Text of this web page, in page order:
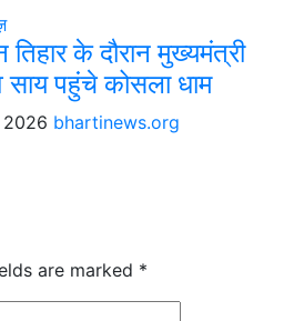
के दौरान मुख्यमंत्री
साय पहुंचे कोसला धाम
2026 bhartinews.org
are marked *